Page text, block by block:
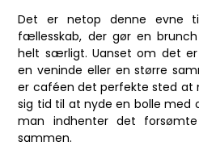
Det er netop denne evne
fællesskab, der gør en
helt særligt. Uanset om det
en veninde eller en større
er caféen det perfekte sted at
sig tid til at nyde en bolle med
man indhenter det
sammen.